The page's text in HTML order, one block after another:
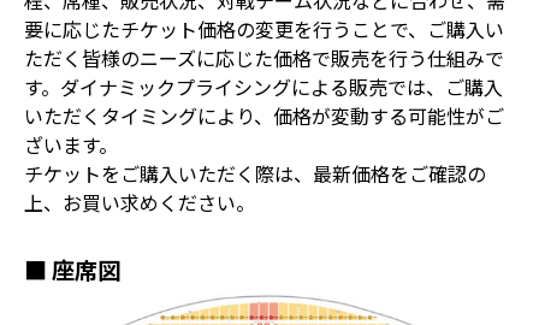
要に応じたチケット価格の変更を行うことで、ご購入い
ただく皆様のニーズに応じた価格で販売を行う仕組みで
す。ダイナミックプライシングによる販売では、ご購入
いただくタイミングにより、価格が変動する可能性がご
ざいます。
チケットをご購入いただく際は、最新価格をご確認の
上、お買い求めください。
■ 座席図